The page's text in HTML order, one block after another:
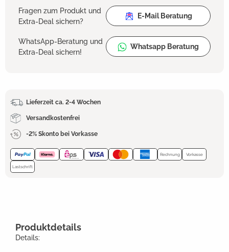
Fragen zum Produkt und
Extra-Deal sichern?
E-Mail Beratung
WhatsApp-Beratung und
Extra-Deal sichern!
Whatsapp Beratung
Lieferzeit ca. 2-4 Wochen
Versandkostenfrei
-2% Skonto bei Vorkasse
Rechnung Vorkasse
Lastschrift
Produktdetails
Details: